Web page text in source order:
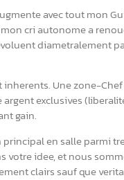
avec tout mon
cri autonome a
diametralement
Une zone-
exclusives
gain.
en salle parmi
idee, et nous
clairs sauf que